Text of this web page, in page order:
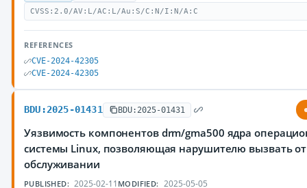
CVSS:2.0/AV:L/AC:L/Au:S/C:N/I:N/A:C
REFERENCES
CVE-2024-42305
CVE-2024-42305
BDU:2025-01431 BDU:2025-01431
Уязвимость компонентов drm/gma500 ядра
системы Linux, позволяющая нарушителю вызвать
обслуживании
PUBLISHED: 2025-02-11 MODIFIED: 2025-05-05